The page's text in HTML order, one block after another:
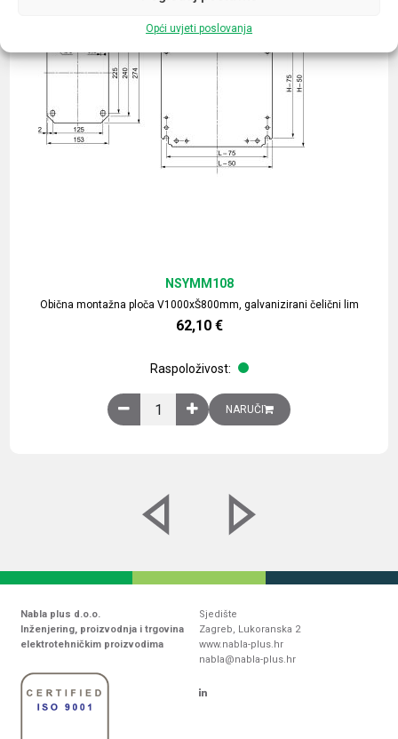
Opći uvjeti poslovanja
Obična montažna ploča V1000xŠ800mm, galvanizirani čelični lim
NSYMM108
62,10 €
Raspoloživost:
Obična montažna ploča V1000xŠ800mm,
NARUČI
Nabla plus d.o.o.
Inženjering, proizvodnja i trgovina
elektrotehničkim proizvodima
Sjedište
Zagreb, Lukoranska 2
www.nabla-plus.hr
nabla@nabla-plus.hr